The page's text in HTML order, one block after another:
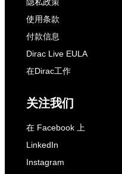
隐私政策
使用条款
付款信息
Dirac Live EULA
在Dirac工作
关注我们
在 Facebook 上
LinkedIn
Instagram